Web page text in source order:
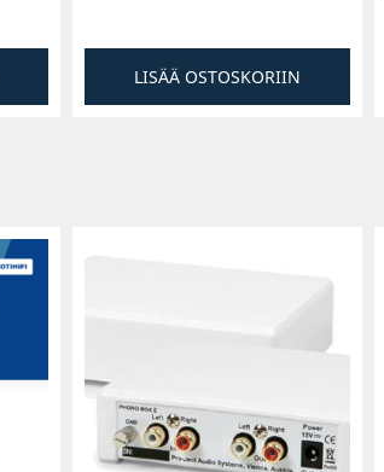
LISÄÄ OSTOSKORIIN